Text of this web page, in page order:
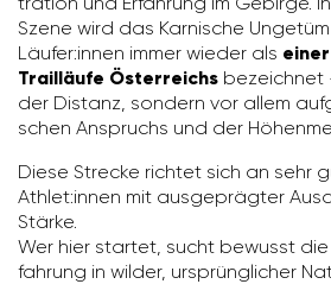
Szene wird das Karni­sche
Läufer:innen immer wieder als
Trailläufe Öster­reichs bezeichnet
der Distanz, sondern vor allem
schen Anspruchs und der
Diese Strecke richtet sich an sehr
Athlet:innen mit ausge­prägter
Stärke.
Wer hier startet, sucht bewusst
fah­rung in wilder, ursprüng­li­cher